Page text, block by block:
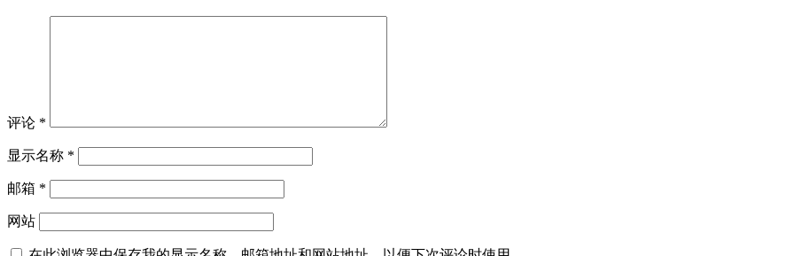
评论 *
显示名称 *
邮箱 *
网站